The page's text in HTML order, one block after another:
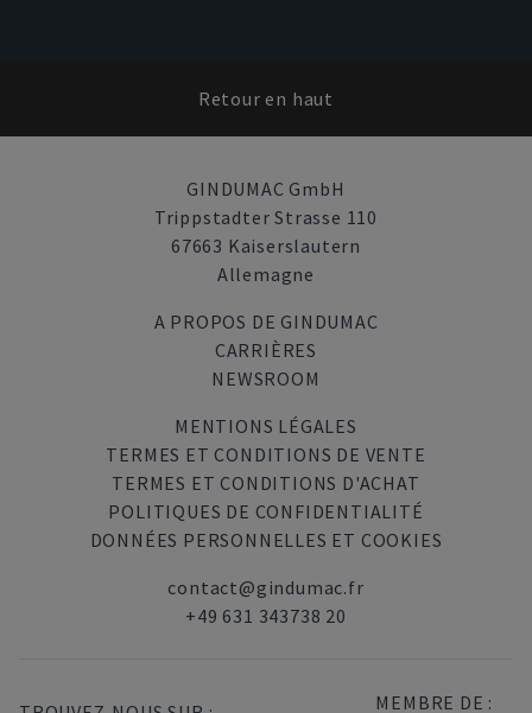
Retour en haut
GINDUMAC GmbH
Trippstadter Strasse 110
67663 Kaiserslautern
Allemagne
A PROPOS DE GINDUMAC
CARRIÈRES
NEWSROOM
MENTIONS LÉGALES
TERMES ET CONDITIONS DE VENTE
TERMES ET CONDITIONS D'ACHAT
POLITIQUES DE CONFIDENTIALITÉ
DONNÉES PERSONNELLES ET COOKIES
contact@gindumac.fr
+49 631 343738 20
MEMBRE DE :